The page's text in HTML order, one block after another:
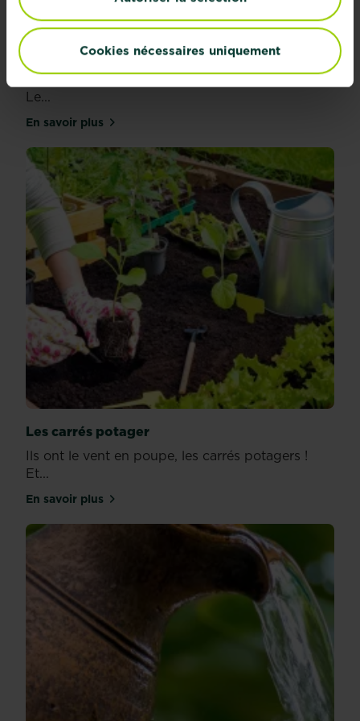
Cookies nécessaires uniquement
Climat et exposition du jardin
Ne jouez pas les apprentis-sorciers au jardin !
Le...
En savoir plussur Climat et exposition du jardin
Les carrés potager
Ils ont le vent en poupe, les carrés potagers !
Et...
En savoir plussur Les carrés potager